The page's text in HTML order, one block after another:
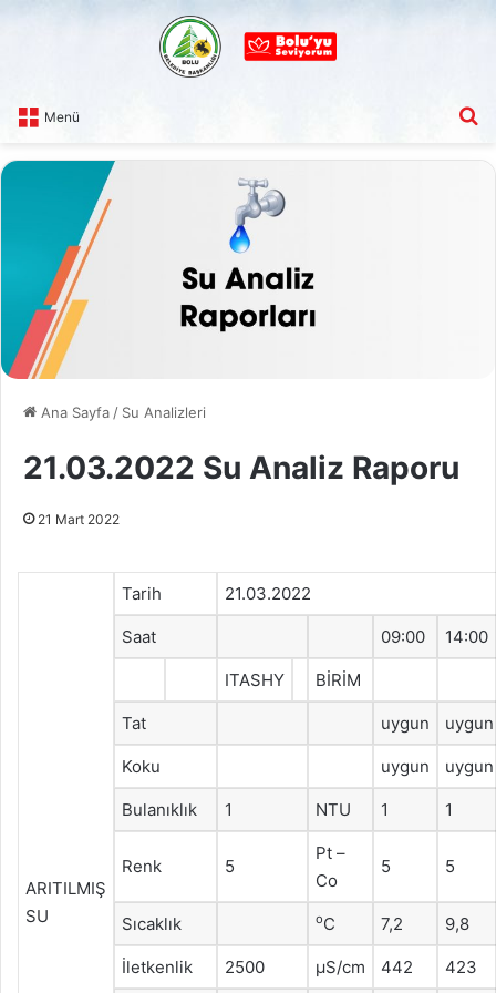
Menü
Ana Sayfa / Su Analizleri
21.03.2022 Su Analiz Raporu
21 Mart 2022
ARITILMIŞ
SU
Tarih 21.03.2022
Saat 09:00 14:00
ITASHY BİRİM
Tat uygun uygun
Koku uygun uygun
Bulanıklık 1 NTU 1 1
Renk 5
Pt –
Co
5 5
Sıcaklık oC 7,2 9,8
İletkenlik 2500 μS/cm 442 423